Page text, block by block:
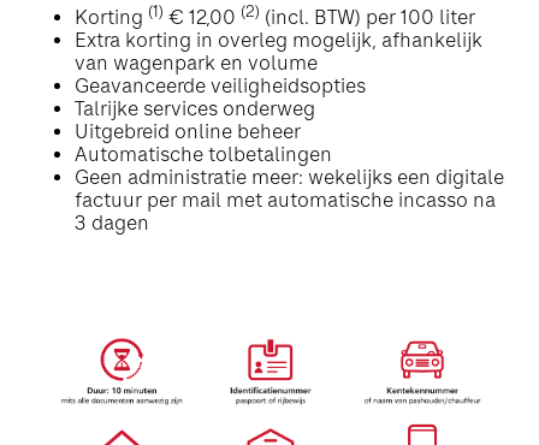
Korting (1) € 12,00 (2) (incl. BTW) per 100 liter
Extra korting in overleg mogelijk, afhankelijk
van wagenpark en volume
Geavanceerde veiligheidsopties
Talrijke services onderweg
Uitgebreid online beheer
Automatische tolbetalingen
Geen administratie meer: wekelijks een digitale
factuur per mail met automatische incasso na
3 dagen